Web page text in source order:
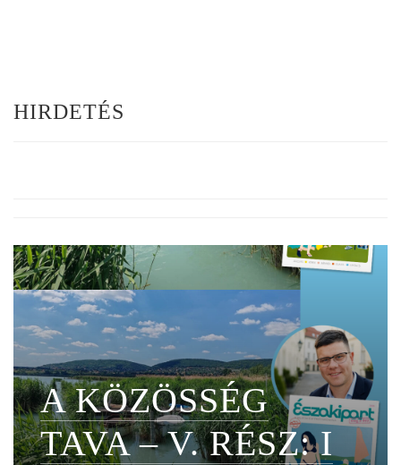
HIRDETÉS
A KÖZÖSSÉG
TAVA – V. RÉSZ: I